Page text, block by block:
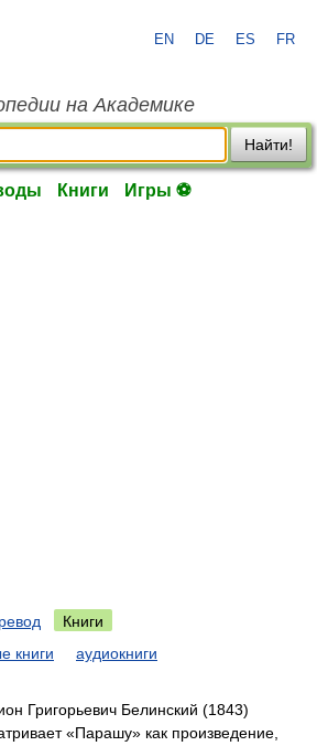
EN DE ES FR
на Академике
Найти!
Книги Игры ⚽
Книги
книги аудиокниги
Григорьевич Белинский (1843)
«Парашу» как произведение,